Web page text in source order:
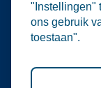
De
aard. Er
de inhoud
geen
indirecte
"Instellingen"
ons gebruik
toestaan".